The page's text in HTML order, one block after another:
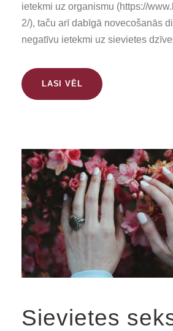
ietekmi uz organismu (https://
2/), taču arī dabīgā novecošanās
negatīvu ietekmi uz sievietes
LASI VĒL
Sievietes